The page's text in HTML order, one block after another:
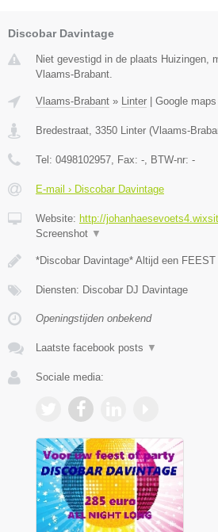
Discobar Davintage
Niet gevestigd in de plaats Huizingen,
Vlaams-Brabant.
Vlaams-Brabant » Linter Google maps
Bredestraat, 3350 Linter (Vlaams-
Tel: 0498102957, Fax: -, BTW-nr: -
E-mail › Discobar Davintage
Website: http://
Screenshot ▼
*Discobar Davintage* Altijd een
Diensten: Discobar DJ Davintage
Openingstijden onbekend
Laatste facebook posts ▼
Sociale media: